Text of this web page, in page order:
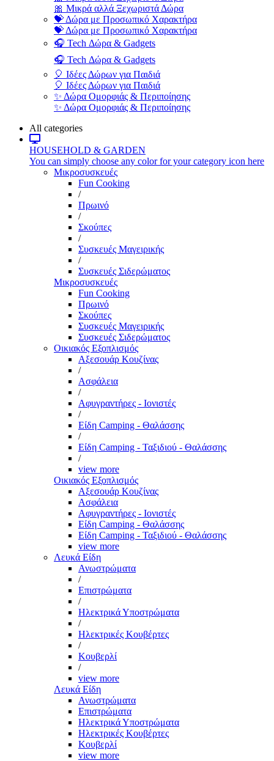
🎀 Μικρά αλλά Ξεχωριστά Δώρα
💝 Δώρα με Προσωπικό Χαρακτήρα
💝 Δώρα με Προσωπικό Χαρακτήρα
🎧 Tech Δώρα & Gadgets
🎧 Tech Δώρα & Gadgets
🎈 Ιδέες Δώρων για Παιδιά
🎈 Ιδέες Δώρων για Παιδιά
✨ Δώρα Ομορφιάς & Περιποίησης
✨ Δώρα Ομορφιάς & Περιποίησης
All categories
HOUSEHOLD & GARDEN
You can simply choose any color for your category icon here
Μικροσυσκευές
Fun Cooking
/
Πρωινό
/
Σκούπες
/
Συσκευές Μαγειρικής
/
Συσκευές Σιδερώματος
Μικροσυσκευές
Fun Cooking
Πρωινό
Σκούπες
Συσκευές Μαγειρικής
Συσκευές Σιδερώματος
Οικιακός Εξοπλισμός
Αξεσουάρ Κουζίνας
/
Ασφάλεια
/
Αφυγραντήρες - Ιονιστές
/
Είδη Camping - Θαλάσσης
/
Είδη Camping - Ταξιδιού - Θαλάσσης
/
view more
Οικιακός Εξοπλισμός
Αξεσουάρ Κουζίνας
Ασφάλεια
Αφυγραντήρες - Ιονιστές
Είδη Camping - Θαλάσσης
Είδη Camping - Ταξιδιού - Θαλάσσης
view more
Λευκά Είδη
Ανωστρώματα
/
Επιστρώματα
/
Ηλεκτρικά Υποστρώματα
/
Ηλεκτρικές Κουβέρτες
/
Κουβερλί
/
view more
Λευκά Είδη
Ανωστρώματα
Επιστρώματα
Ηλεκτρικά Υποστρώματα
Ηλεκτρικές Κουβέρτες
Κουβερλί
view more